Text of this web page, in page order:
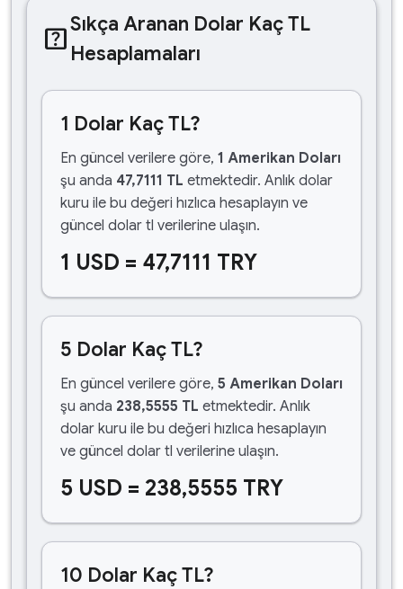
help_centerSıkça Aranan Dolar Kaç TL
Hesaplamaları
1 Dolar Kaç TL?
En güncel verilere göre, 1 Amerikan Doları
şu anda 47,7111 TL etmektedir. Anlık dolar
kuru ile bu değeri hızlıca hesaplayın ve
güncel dolar tl verilerine ulaşın.
1 USD = 47,7111 TRY
5 Dolar Kaç TL?
En güncel verilere göre, 5 Amerikan Doları
şu anda 238,5555 TL etmektedir. Anlık
dolar kuru ile bu değeri hızlıca hesaplayın
ve güncel dolar tl verilerine ulaşın.
5 USD = 238,5555 TRY
10 Dolar Kaç TL?